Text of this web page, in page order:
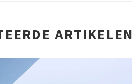
ARTIKELEN